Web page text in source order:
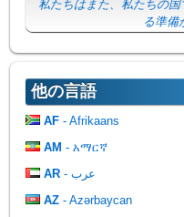
私たちはまた、私たちの
る準備
他の言語
AF - Afrikaans
AM - አማርኛ
AR
- عرب
AZ - Azərbaycan